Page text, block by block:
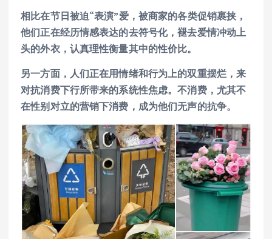
相比在节日被迫“表演”爱，被商家的各类促销裹挟，
他们正在经历情感表达的去符号化，褪去爱情冲动上
头的外衣，认真理性衡量其中的性价比。
另一方面，人们正在用情绪和行为上的双重摆烂，来
对抗消费下行所带来的系统性焦虑。不消费，尤其不
在性别对立的营销下消费，成为他们无声的抗争。